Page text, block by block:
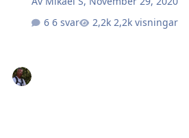
6 svar
2,2k visningar